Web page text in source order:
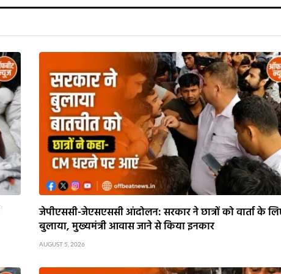
जेपीएससी-जेएसएससी आंदोलन: सरकार ने छात्रों को वार्ता के
बुलाया, मुख्यमंत्री आवास जाने से किया इनकार
AUGUST 5, 2026